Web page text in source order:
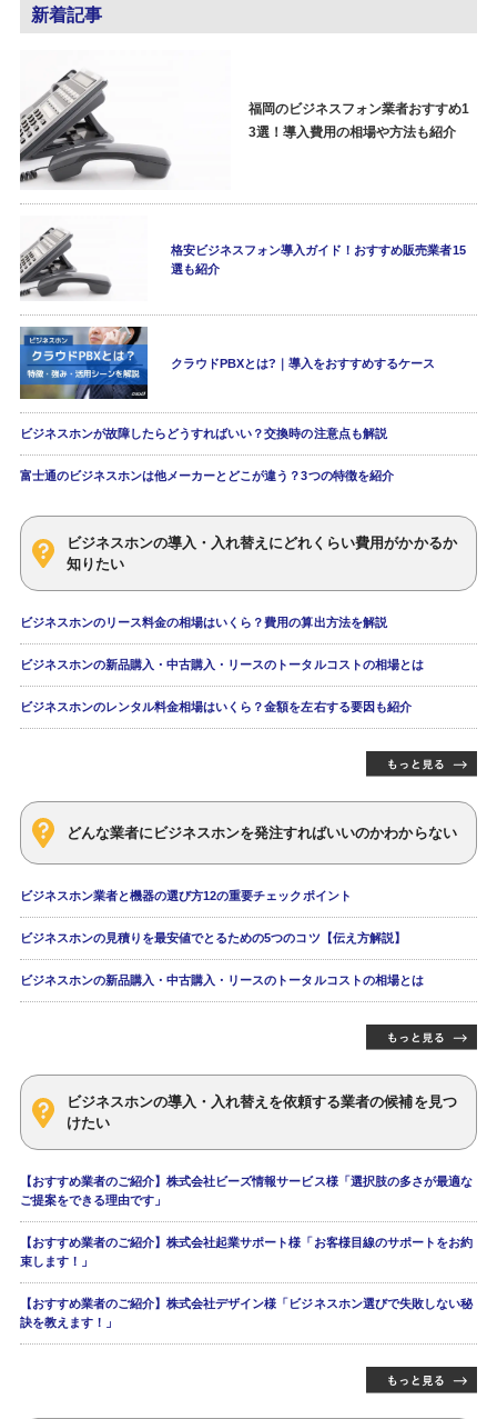
新着記事
福岡のビジネスフォン業者おすすめ1
3選！導入費用の相場や方法も紹介
格安ビジネスフォン導入ガイド！おすすめ販売業者15
選も紹介
クラウドPBXとは?｜導入をおすすめするケース
ビジネスホンが故障したらどうすればいい？交換時の注意点も解説
富士通のビジネスホンは他メーカーとどこが違う？3つの特徴を紹介
ビジネスホンの導入・入れ替えにどれくらい費用がかかるか
知りたい
ビジネスホンのリース料金の相場はいくら？費用の算出方法を解説
ビジネスホンの新品購入・中古購入・リースのトータルコストの相場とは
ビジネスホンのレンタル料金相場はいくら？金額を左右する要因も紹介
どんな業者にビジネスホンを発注すればいいのかわからない
ビジネスホン業者と機器の選び方12の重要チェックポイント
ビジネスホンの見積りを最安値でとるための5つのコツ【伝え方解説】
ビジネスホンの新品購入・中古購入・リースのトータルコストの相場とは
ビジネスホンの導入・入れ替えを依頼する業者の候補を見つ
けたい
【おすすめ業者のご紹介】株式会社ビーズ情報サービス様「選択肢の多さが最適な
ご提案をできる理由です」
【おすすめ業者のご紹介】株式会社起業サポート様「お客様目線のサポートをお約
束します！」
【おすすめ業者のご紹介】株式会社デザイン様「ビジネスホン選びで失敗しない秘
訣を教えます！」